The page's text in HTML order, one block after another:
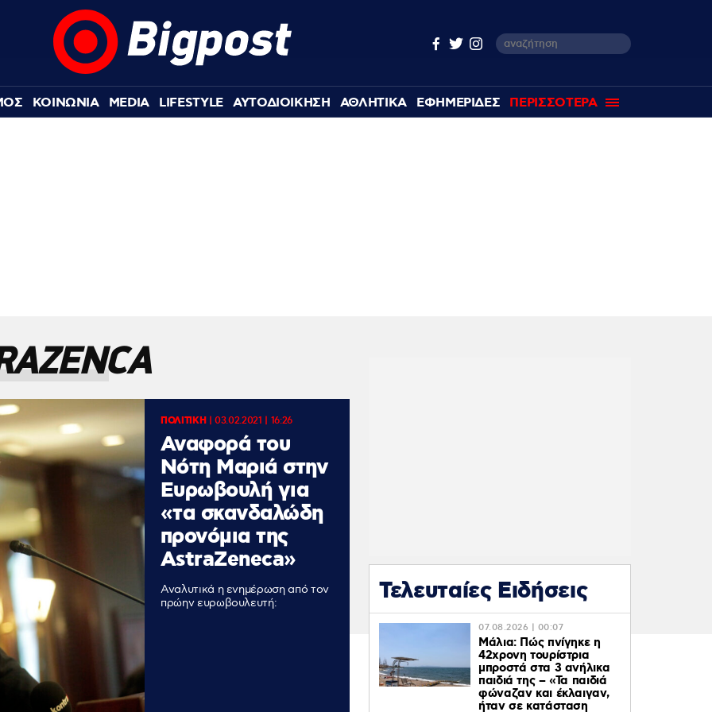
ΚΟΙΝΩΝΙΑ MEDIA LIFESTYLE ΑΥΤΟΔΙΟΙΚΗΣΗ ΑΘΛΗΤΙΚΑ ΕΦΗΜΕΡΙΔΕΣ ΠΕΡΙΣΣΟΤΕΡΑ
ΠΟΛΙΤΙΚΗ|03.02.2021 | 16:26
Αναφορά του
Νότη Μαριά στην
Ευρωβουλή για
«τα σκανδαλώδη
προνόμια της
AstraZeneca»
Αναλυτικά η ενημέρωση από τον
πρώην ευρωβουλευτή:
Τελευταίες Ειδήσεις
07.08.2026 | 00:07
Μάλια: Πώς πνίγηκε η
42χρονη τουρίστρια
μπροστά στα 3 ανήλικα
παιδιά της – «Τα παιδιά
φώναζαν και έκλαιγαν,
ήταν σε κατάσταση